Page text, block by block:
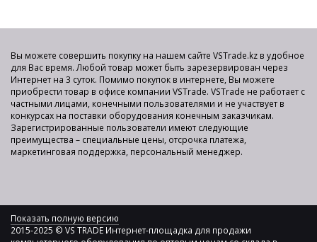
Вы можете совершить покупку на нашем сайте VSTrade.kz в удобное
для Вас время. Любой товар может быть зарезервирован через
Интернет на 3 суток. Помимо покупок в интернете, Вы можете
приобрести товар в офисе компании VSTrade. VSTrade не работает с
частными лицами, конечными пользователями и не участвует в
конкурсах на поставки оборудования конечным заказчикам.
Зарегистрированные пользователи имеют следующие
преимущества – специальные цены, отсрочка платежа,
маркетинговая поддержка, персональный менеджер.
Показать полную версию
2015-2025 © VS TRADE Интернет-площадка для продажи